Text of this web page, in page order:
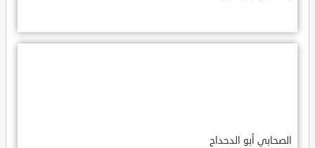
الصحابي أبو الدحداح